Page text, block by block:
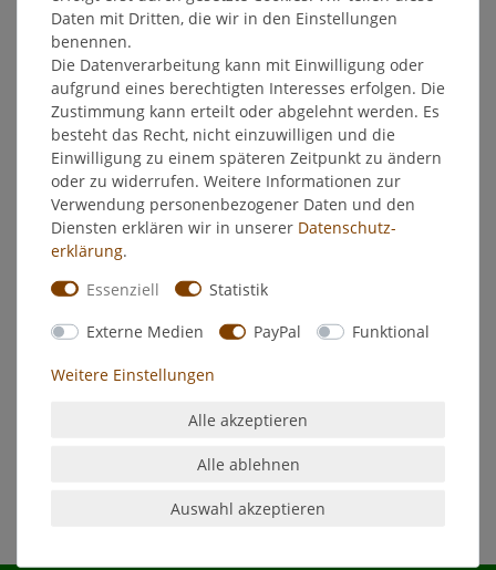
Weitere Details
Hersteller
Art.-ID
742
Hersteller
Meffert AG Farbwerke
Herstellungsland
Deutschland
Daten mit Dritten, die wir in den Einstellungen
benennen.
Die Datenverarbeitung kann mit Einwilligung oder
aufgrund eines berechtigten Interesses erfolgen. Die
Zustimmung kann erteilt oder abgelehnt werden. Es
besteht das Recht, nicht einzuwilligen und die
Einwilligung zu einem späteren Zeitpunkt zu ändern
oder zu widerrufen. Weitere Informationen zur
Verwendung personenbezogener Daten und den
Diensten erklären wir in unserer Daten­schutz­
erklärung.
Essenziell
Statistik
Externe Medien PayPal Funktional
Weitere Einstellungen
Alle akzeptieren
Alle ablehnen
Auswahl akzeptieren